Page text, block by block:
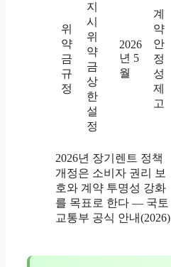
위
약
금
규
정
지
시
위
약
금
상
한
설
정
2026
년 5
월
계
약
안
정
성
제
고
2026년 장기렌트 정책
개정은 소비자 권리 보
호와 계약 투명성 강화
를 목표로 한다 — 국토
교통부 공식 안내(2026)